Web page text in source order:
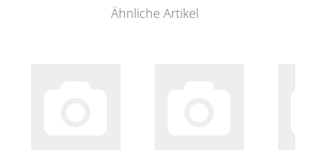
Ähnliche Artikel